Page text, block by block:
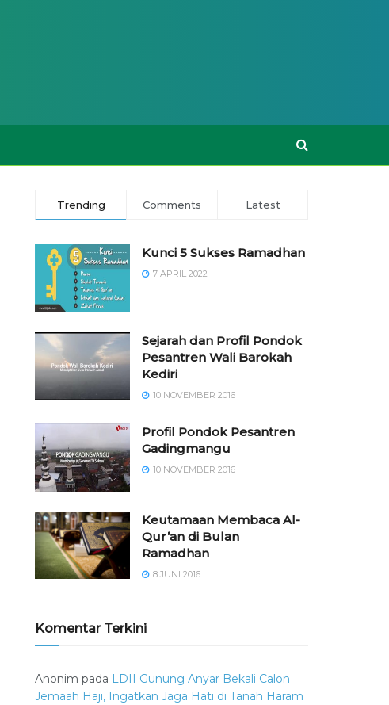
Trending Comments Latest
Kunci 5 Sukses Ramadhan
7 APRIL 2022
Sejarah dan Profil Pondok
Pesantren Wali Barokah
Kediri
10 NOVEMBER 2016
⁠⁠⁠Profil Pondok Pesantren
Gadingmangu
10 NOVEMBER 2016
Keutamaan Membaca Al-
Qur’an di Bulan
Ramadhan
8 JUNI 2016
Komentar Terkini
Anonim pada LDII Gunung Anyar Bekali Calon
Jemaah Haji, Ingatkan Jaga Hati di Tanah Haram